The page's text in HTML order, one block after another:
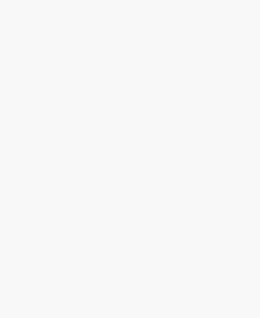
rybí polévku?
rybí variantě často přezdívá, se
menu…